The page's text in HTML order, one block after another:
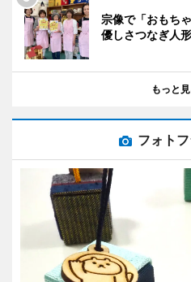
宗像で「おもち
優しさつなぎ人
もっと
フォト